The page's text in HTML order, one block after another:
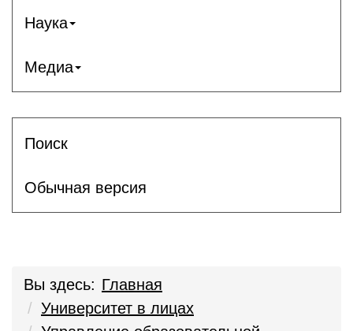
Наука
Медиа
Поиск
Обычная версия
Вы здесь: Главная
Университет в лицах